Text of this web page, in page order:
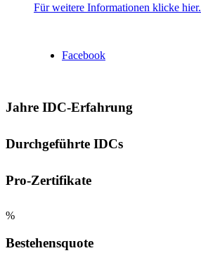
Für weitere Informationen klicke hier.
Facebook
Jahre IDC-Erfahrung
Durchgeführte IDCs
Pro-Zertifikate
%
Bestehensquote